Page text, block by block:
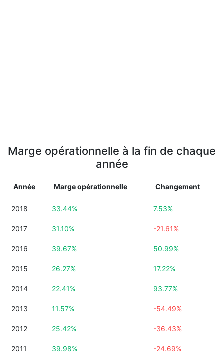
Marge opérationnelle à la fin de chaque
année
Année Marge opérationnelle Changement
2018 33.44% 7.53%
2017 31.10% -21.61%
2016 39.67% 50.99%
2015 26.27% 17.22%
2014 22.41% 93.77%
2013 11.57% -54.49%
2012 25.42% -36.43%
2011 39.98% -24.69%